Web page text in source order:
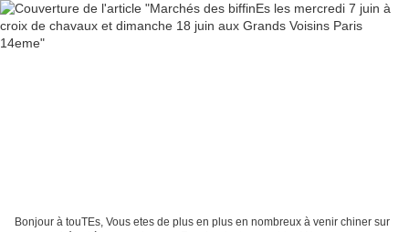
Bonjour à touTEs, Vous etes de plus en plus en nombreux à venir chiner sur